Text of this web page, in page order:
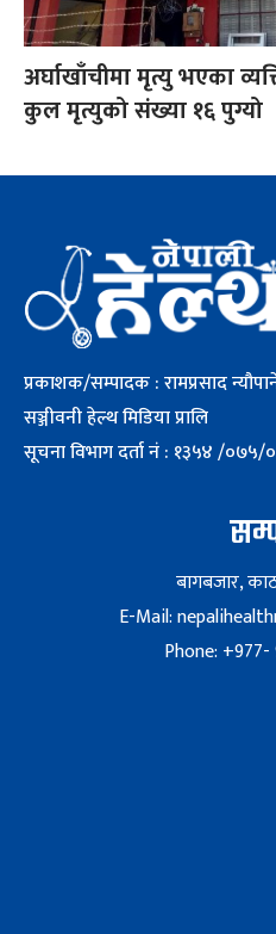
अर्घाखाँचीमा मृत्यु भएका
कुल मृत्युको संख्या १६ पुग्यो
प्रकाशक/सम्पादक : रामप्रसाद
सञ्जीवनी हेल्थ मिडिया प्रालि
सूचना विभाग दर्ता नं : १३५४ /०७५/
बागबजार,
E-Mail:
Phone: